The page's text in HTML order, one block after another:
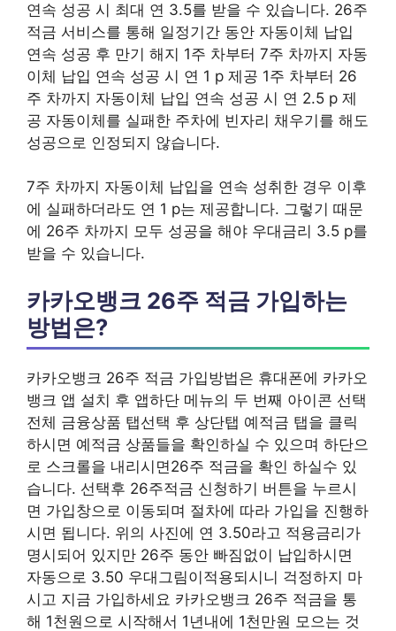
연속 성공 시 최대 연 3.5를 받을 수 있습니다. 26주
적금 서비스를 통해 일정기간 동안 자동이체 납입
연속 성공 후 만기 해지 1주 차부터 7주 차까지 자동
이체 납입 연속 성공 시 연 1 p 제공 1주 차부터 26
주 차까지 자동이체 납입 연속 성공 시 연 2.5 p 제
공 자동이체를 실패한 주차에 빈자리 채우기를 해도
성공으로 인정되지 않습니다.
7주 차까지 자동이체 납입을 연속 성취한 경우 이후
에 실패하더라도 연 1 p는 제공합니다. 그렇기 때문
에 26주 차까지 모두 성공을 해야 우대금리 3.5 p를
받을 수 있습니다.
카카오뱅크 26주 적금 가입하는
방법은?
카카오뱅크 26주 적금 가입방법은 휴대폰에 카카오
뱅크 앱 설치 후 앱하단 메뉴의 두 번째 아이콘 선택
전체 금융상품 탭선택 후 상단탭 예적금 탭을 클릭
하시면 예적금 상품들을 확인하실 수 있으며 하단으
로 스크롤을 내리시면26주 적금을 확인 하실수 있
습니다. 선택후 26주적금 신청하기 버튼을 누르시
면 가입창으로 이동되며 절차에 따라 가입을 진행하
시면 됩니다. 위의 사진에 연 3.50라고 적용금리가
명시되어 있지만 26주 동안 빠짐없이 납입하시면
자동으로 3.50 우대그림이적용되시니 걱정하지 마
시고 지금 가입하세요 카카오뱅크 26주 적금을 통
해 1천원으로 시작해서 1년내에 1천만원 모으는 것